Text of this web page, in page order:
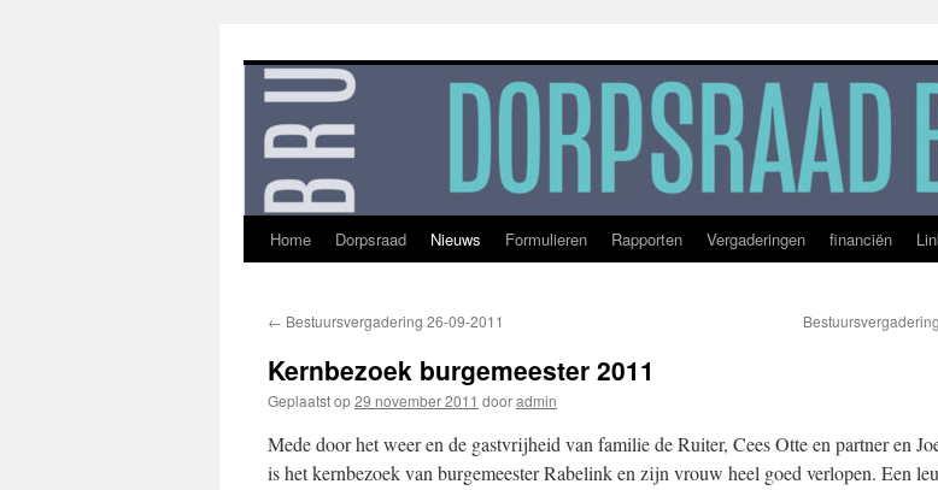
inhoud
Home Dorpsraad Nieuws Formulieren Rapporten Vergaderingen financiën
← Bestuursvergadering 26-09-2011
Kernbezoek burgemeester 2011
Geplaatst op29 november 2011 dooradmin
Mede door het weer en de gastvrijheid van familie de Ruiter, Cees Otte en partner en
is het kernbezoek van burgemeester Rabelink en zijn vrouw heel goed verlopen. Een